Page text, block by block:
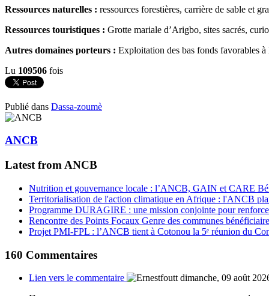
Ressources naturelles : ressources forestières, carrière de sable et
Ressources touristiques : Grotte mariale d’Arigbo, sites sacrés,
Autres domaines porteurs : Exploitation des bas fonds favorables
Lu 109506 fois
Publié dans Dassa-zoumè
ANCB
Latest from ANCB
Nutrition et gouvernance locale : l’ANCB, GAIN et CARE
Territorialisation de l'action climatique en Afrique : l'ANCB
Programme DURAGIRE : une mission conjointe pour
Rencontre des Points Focaux Genre des communes
Projet PMI-FPL : l’ANCB tient à Cotonou la 5ᵉ réunion du
160 Commentaires
Lien vers le commentaire
dimanche, 09 août